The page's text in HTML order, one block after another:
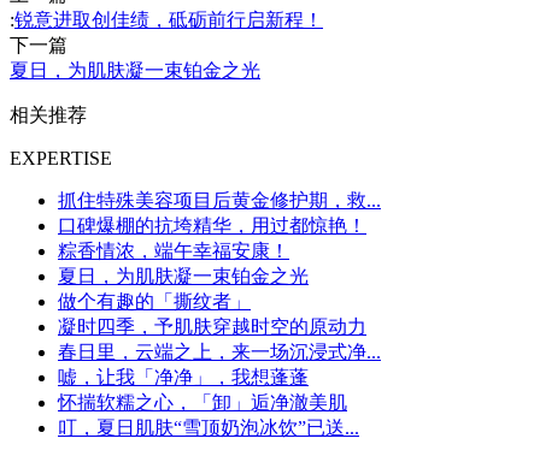
:锐意进取创佳绩，砥砺前行启新程！
下一篇
夏日，为肌肤凝一束铂金之光
相关推荐
EXPERTISE
抓住特殊美容项目后黄金修护期，救...
口碑爆棚的抗垮精华，用过都惊艳！
粽香情浓，端午幸福安康！
夏日，为肌肤凝一束铂金之光
做个有趣的「撕纹者」
凝时四季，予肌肤穿越时空的原动力
春日里，云端之上，来一场沉浸式净...
嘘，让我「净净」，我想蓬蓬
怀揣软糯之心，「卸」逅净澈美肌
叮，夏日肌肤“雪顶奶泡冰饮”已送...